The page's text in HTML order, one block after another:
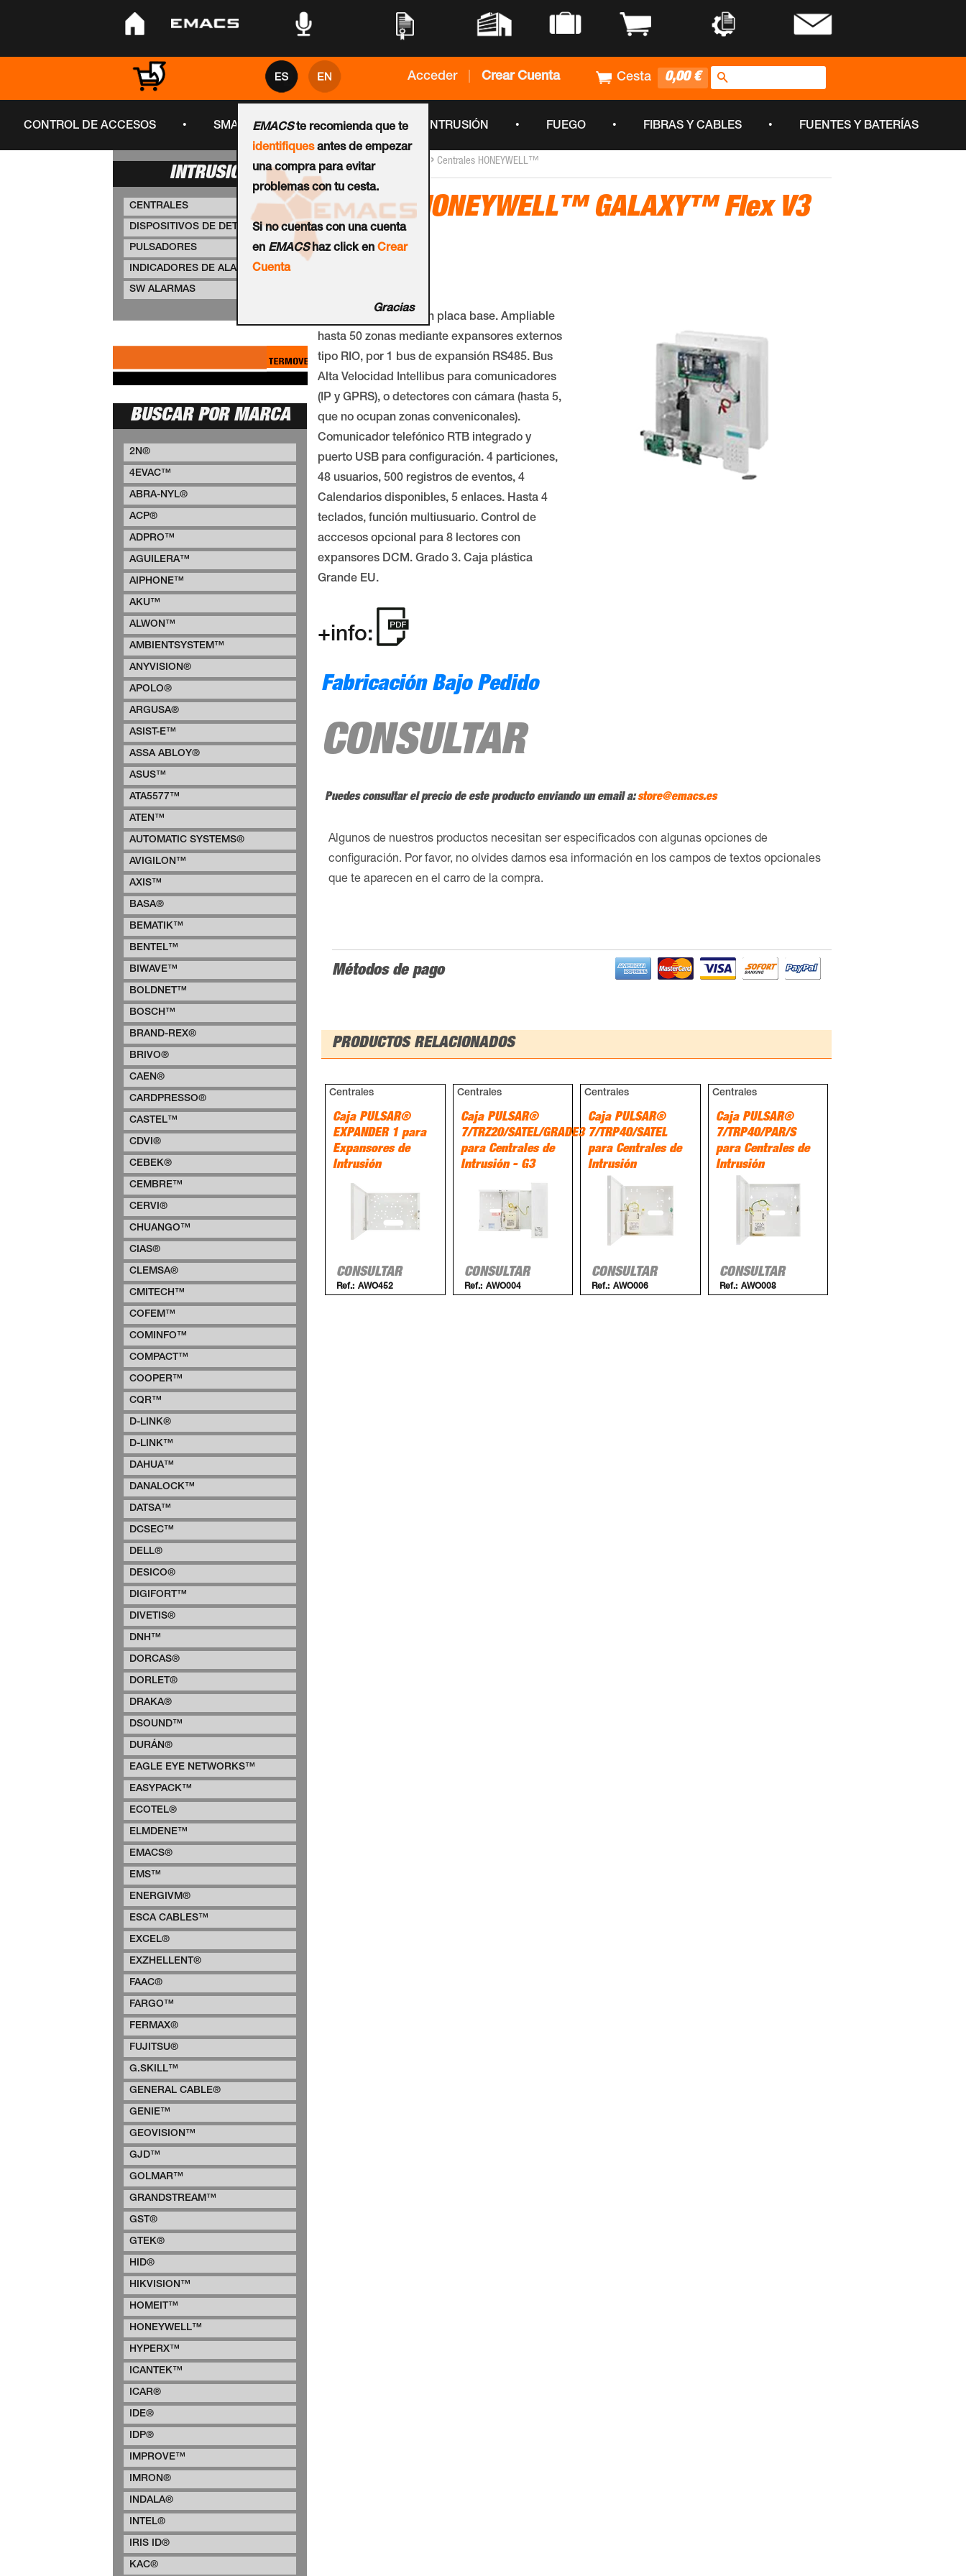
•
Acceder Crear Cuenta Cesta 0,00 €
EMACSte recomienda que te
identifiquesantes de empezar
una compra para evitar
problemas con tu cesta.
Si no cuentas con una cuenta
en EMACShaz click enCrear
Cuenta
Gracias
CONTROL DE ACCESOS • SMART CITY • CCTV • INTRUSIÓN • FUEGO • FIBRAS Y CABLES • FUENTES Y BATERÍAS
INTRUSIÓN
CENTRALES
DISPOSITIVOS DE DETECCIÓN
PULSADORES
INDICADORES DE ALARMA
SW ALARMAS
BUSCAR POR MARCA
2N®
4EVAC™
ABRA-NYL®
ACP®
ADPRO™
AGUILERA™
AIPHONE™
AKU™
ALWON™
AMBIENTSYSTEM™
ANYVISION®
APOLO®
ARGUSA®
ASIST-E™
ASSA ABLOY®
ASUS™
ATA5577™
ATEN™
AUTOMATIC SYSTEMS®
AVIGILON™
AXIS™
BASA®
BEMATIK™
BENTEL™
BIWAVE™
BOLDNET™
BOSCH™
BRAND-REX®
BRIVO®
CAEN®
CARDPRESSO®
CASTEL™
CDVI®
CEBEK®
CEMBRE™
CERVI®
CHUANGO™
CIAS®
CLEMSA®
CMITECH™
COFEM™
COMINFO™
COMPACT™
COOPER™
CQR™
D-LINK®
D-LINK™
DAHUA™
DANALOCK™
DATSA™
DCSEC™
DELL®
DESICO®
DIGIFORT™
DIVETIS®
DNH™
DORCAS®
DORLET®
DRAKA®
DSOUND™
DURÁN®
EAGLE EYE NETWORKS™
EASYPACK™
ECOTEL®
ELMDENE™
EMACS®
EMS™
ENERGIVM®
ESCA CABLES™
EXCEL®
EXZHELLENT®
FAAC®
FARGO™
FERMAX®
FUJITSU®
G.SKILL™
GENERAL CABLE®
GENIE™
GEOVISION™
GJD™
GOLMAR™
GRANDSTREAM™
GST®
GTEK®
HID®
HIKVISION™
HOMEIT™
HONEYWELL™
HYPERX™
ICANTEK™
ICAR®
IDE®
IDP®
IMPROVE™
IMRON®
INDALA®
INTEL®
IRIS ID®
KAC®
Inicio › Paneles de Control › Centrales HONEYWELL™
Central HONEYWELL™ GALAXY™ Flex V3
50 - G3
12 Zonas y 1 salida en placa base. Ampliable
hasta 50 zonas mediante expansores externos
tipo RIO, por 1 bus de expansión RS485. Bus
Alta Velocidad Intellibus para comunicadores
(IP y GPRS), o detectores con cámara (hasta 5,
que no ocupan zonas conveniconales).
Comunicador telefónico RTB integrado y
puerto USB para configuración. 4 particiones,
48 usuarios, 500 registros de eventos, 4
Calendarios disponibles, 5 enlaces. Hasta 4
teclados, función multiusuario. Control de
acccesos opcional para 8 lectores con
expansores DCM. Grado 3. Caja plástica
Grande EU.
+info:
Fabricación Bajo Pedido
CONSULTAR
Puedes consultar el precio de este producto enviando un email a:store@emacs.es
Algunos de nuestros productos necesitan ser especificados con algunas opciones de
configuración. Por favor, no olvides darnos esa información en los campos de textos opcionales
que te aparecen en el carro de la compra.
Métodos de pago
PRODUCTOS RELACIONADOS
Centrales
Caja PULSAR®
EXPANDER 1 para
Expansores de
Intrusión
CONSULTAR
Ref.: AWO452
Centrales
Caja PULSAR®
7/TRZ20/SATEL/GRADE3
para Centrales de
Intrusión - G3
CONSULTAR
Ref.: AWO004
Centrales
Caja PULSAR®
7/TRP40/SATEL
para Centrales de
Intrusión
CONSULTAR
Ref.: AWO006
Centrales
Caja PULSAR®
7/TRP40/PAR/S
para Centrales de
Intrusión
CONSULTAR
Ref.: AWO008